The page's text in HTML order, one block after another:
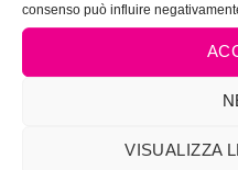
consenso può influire
VISUALIZZA
piercing a Roma.